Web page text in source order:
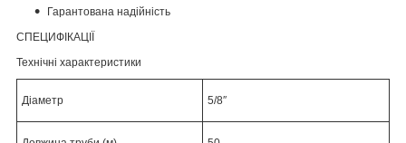
Гарантована надійність
СПЕЦИФІКАЦІЇ
Технічні характеристики
Діаметр 5/8″